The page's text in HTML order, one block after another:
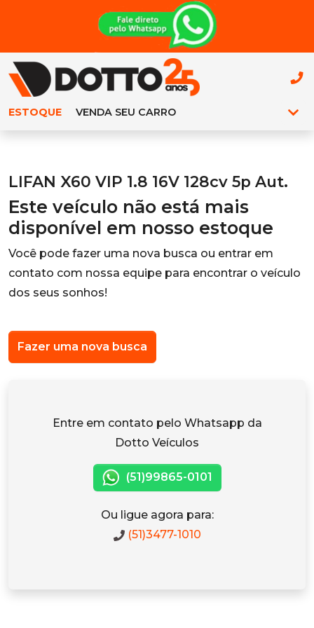
ESTOQUE VENDA SEU CARRO
LIFAN X60 VIP 1.8 16V 128cv 5p Aut.
Este veículo não está mais
disponível em nosso estoque
Você pode fazer uma nova busca ou entrar em
contato com nossa equipe para encontrar o veículo
dos seus sonhos!
Fazer uma nova busca
Entre em contato pelo Whatsapp da
Dotto Veículos
(51)99865-0101
Ou ligue agora para:
(51)3477-1010